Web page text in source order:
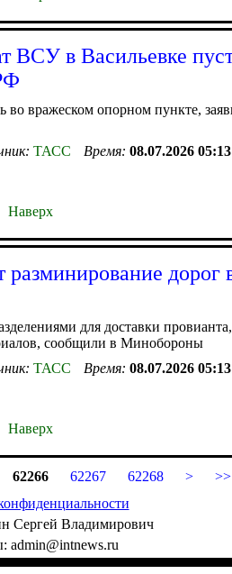
ВСУ в Васильевке
во вражеском опорном пункте,
ТАСС Время: 08.07.2026 05:13
Наверх
дорог
для доставки провианта,
сообщили в Минобороны
ТАСС Время: 08.07.2026 05:13
Наверх
62266 62267 62268 >
>>
Сергей Владимирович
admin@intnews.ru